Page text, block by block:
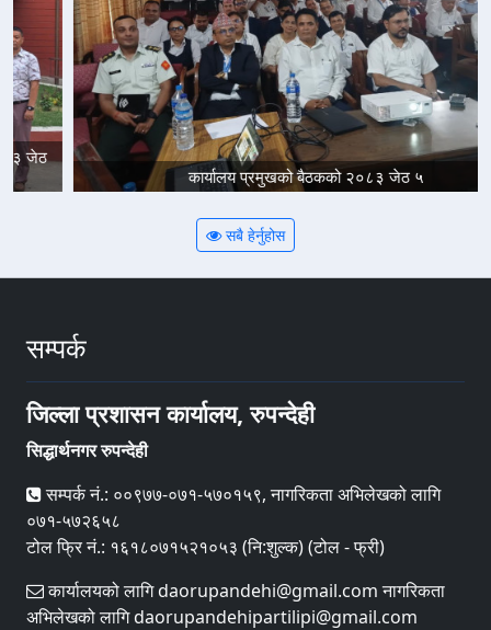
कार्यालय प्रमुखको बैठकको २०८३ जेठ ५
सबै हेर्नुहोस
सम्पर्क
जिल्ला प्रशासन कार्यालय, रुपन्देही
सिद्धार्थनगर रुपन्देही
सम्पर्क नं.: ००९७७-०७१-५७०१५९, नागरिकता अभिलेखको लागि
०७१-५७२६५८
टोल फ्रि नं.: १६१८०७१५२१०५३ (नि:शुल्क) (टोल - फ्री)
कार्यालयको लागि daorupandehi@gmail.com नागरिकता
अभिलेखको लागि daorupandehipartilipi@gmail.com